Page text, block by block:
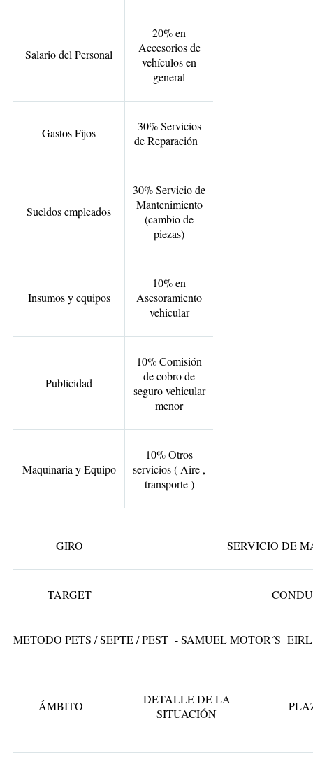
Salario del Personal
20% en
Accesorios de
vehículos en
general
Gastos Fijos
30% Servicios
de Reparación
Sueldos empleados
30% Servicio de
Mantenimiento
(cambio de
piezas)
Insumos y equipos
10% en
Asesoramiento
vehicular
Publicidad
10% Comisión
de cobro de
seguro vehicular
menor
Maquinaria y Equipo
10% Otros
servicios ( Aire ,
transporte )
GIRO SERVICIO DE
TARGET
METODO PETS / SEPTE / PEST - SAMUEL MOTOR´S
ÁMBITO
DETALLE DE LA
SITUACIÓN